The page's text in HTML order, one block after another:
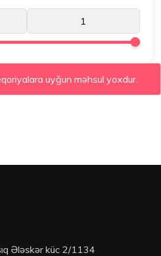
uyğun məhsul yoxdur.
Ələskər küc 2/1134